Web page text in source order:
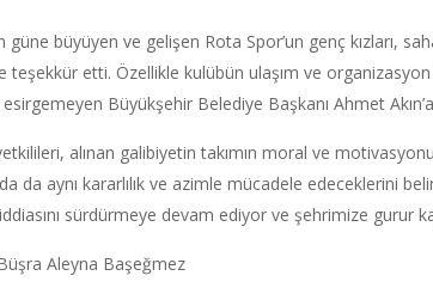
güne büyüyen ve gelişen Rota Spor’un genç kızları,
teşekkür etti. Özellikle kulübün ulaşım ve
Büyükşehir Belediye Başkanı Ahmet
alınan galibiyetin takımın moral ve
da aynı kararlılık ve azimle mücadele edeceklerini
sürdürmeye devam ediyor ve şehrimize gurur
Aleyna Başeğmez